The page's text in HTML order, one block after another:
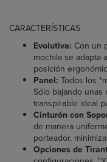
CARACTERÍSTICAS
Evolutiva: Con un
mochila se adapta
posición
Panel: Todos los
Sólo bajando unas
transpirable ideal
Cinturón con
de manera
porteador,
Opciones de